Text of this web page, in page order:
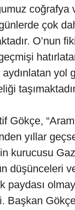
coğrafya
çok
O’nun
yol
Gökçe,
yıllar
kurucusu
düşünceleri
paydası
Başkan